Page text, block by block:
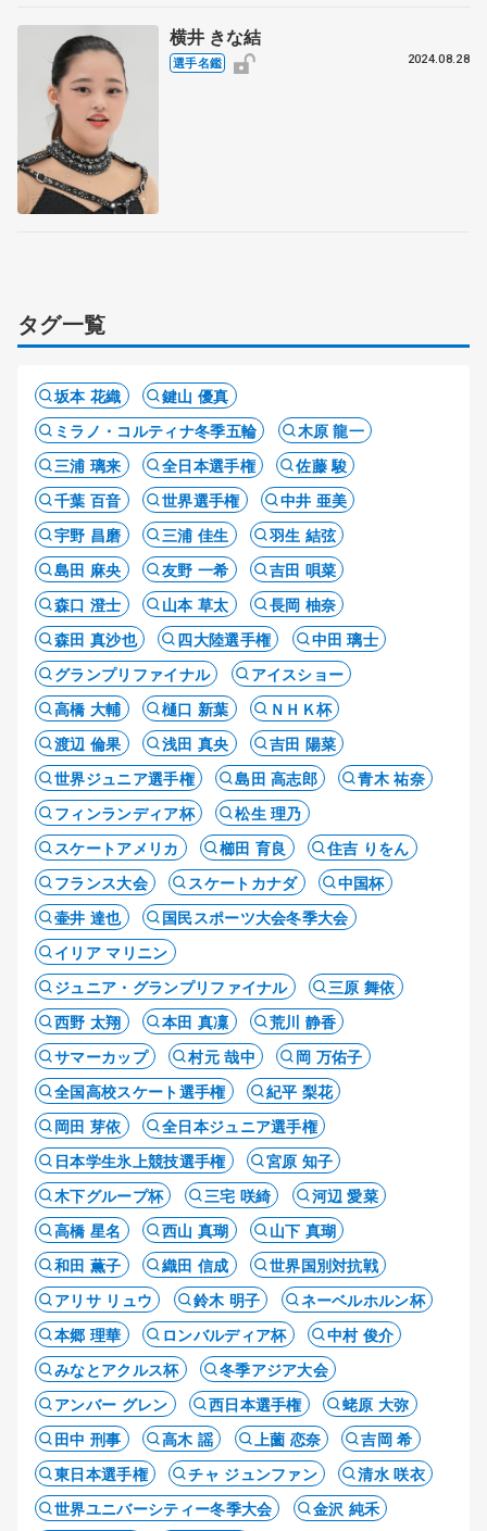
横井 きな結
選手名鑑 2024.08.28
タグ一覧
坂本 花織
鍵山 優真
ミラノ・コルティナ冬季五輪
木原 龍一
三浦 璃来
全日本選手権
佐藤 駿
千葉 百音
世界選手権
中井 亜美
宇野 昌磨
三浦 佳生
羽生 結弦
島田 麻央
友野 一希
吉田 唄菜
森口 澄士
山本 草太
長岡 柚奈
森田 真沙也
四大陸選手権
中田 璃士
グランプリファイナル
アイスショー
高橋 大輔
樋口 新葉
ＮＨＫ杯
渡辺 倫果
浅田 真央
吉田 陽菜
世界ジュニア選手権
島田 高志郎
青木 祐奈
フィンランディア杯
松生 理乃
スケートアメリカ
櫛田 育良
住吉 りをん
フランス大会
スケートカナダ
中国杯
壷井 達也
国民スポーツ大会冬季大会
イリア マリニン
ジュニア・グランプリファイナル
三原 舞依
西野 太翔
本田 真凜
荒川 静香
サマーカップ
村元 哉中
岡 万佑子
全国高校スケート選手権
紀平 梨花
岡田 芽依
全日本ジュニア選手権
日本学生氷上競技選手権
宮原 知子
木下グループ杯
三宅 咲綺
河辺 愛菜
高橋 星名
西山 真瑚
山下 真瑚
和田 薫子
織田 信成
世界国別対抗戦
アリサ リュウ
鈴木 明子
ネーベルホルン杯
本郷 理華
ロンバルディア杯
中村 俊介
みなとアクルス杯
冬季アジア大会
アンバー グレン
西日本選手権
蛯原 大弥
田中 刑事
高木 謡 上薗 恋奈
吉岡 希
東日本選手権
チャ ジュンファン
清水 咲衣
世界ユニバーシティー冬季大会
金沢 純禾